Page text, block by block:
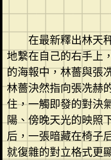
在最新釋出林天
地繫在自己的右手上
的海報中，林薔與張
林薔決然指向張冼赫
住，一觸即發的對決
陽、傍晚天光的映照
后，一張暗藏在椅子
就復雜的對立格式更